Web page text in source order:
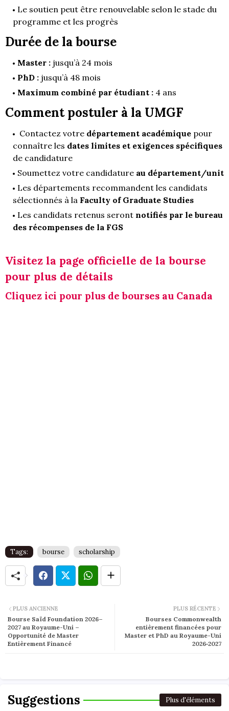
Le soutien peut être renouvelable selon le stade du
programme et les progrès
Durée de la bourse
Master : jusqu’à 24 mois
PhD : jusqu’à 48 mois
Maximum combiné par étudiant : 4 ans
Comment postuler à la UMGF
Contactez votre département académique pour
connaître les dates limites et exigences spécifiques
de candidature
Soumettez votre candidature au département/unit
Les départements recommandent les candidats
sélectionnés à la Faculty of Graduate Studies
Les candidats retenus seront notifiés par le bureau
des récompenses de la FGS
Visitez la page officielle de la bourse
pour plus de détails
Cliquez ici pour plus de bourses au Canada
Tags: bourse scholarship
PLUS RÉCENTE
Bourses Commonwealth
entièrement financées pour
Master et PhD au Royaume-Uni
2026‑2027
PLUS ANCIENNE
Bourse Saïd Foundation 2026–
2027 au Royaume-Uni –
Opportunité de Master
Entièrement Financé
Suggestions Plus d'éléments